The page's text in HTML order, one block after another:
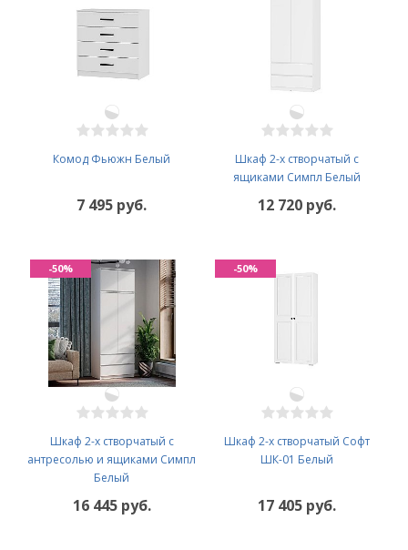
Комод Фьюжн Белый
7 495 руб.
Шкаф 2-х створчатый с
ящиками Симпл Белый
12 720 руб.
Шкаф 2-х створчатый с
антресолью и ящиками Симпл
Белый
16 445 руб.
-50%
Шкаф 2-х створчатый Софт
ШК-01 Белый
17 405 руб.
-50%